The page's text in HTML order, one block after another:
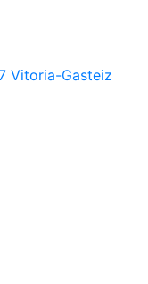
en nueva ventana)
Vitoria-Gasteiz